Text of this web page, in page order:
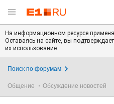
На информационном ресурсе
Оставаясь на сайте, вы
их использование.
Поиск по форумам
Общение Обсуждение новостей